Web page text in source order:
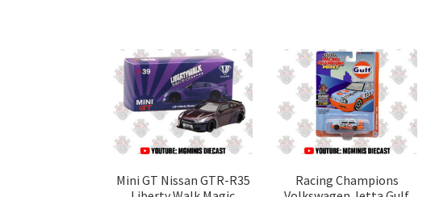
Mini GT Nissan GTR-R35
Racing Champions